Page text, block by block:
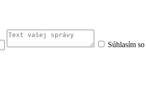
Súhlasím so